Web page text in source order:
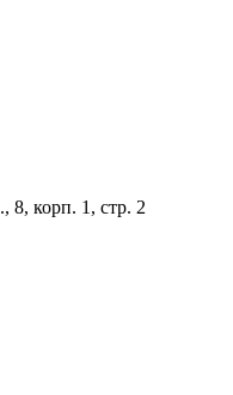
8, корп. 1, стр. 2